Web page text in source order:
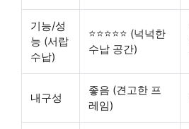
기능/성
능 (서랍
수납)
⭐⭐⭐⭐⭐ (넉넉한
수납 공간)
내구성
좋음 (견고한 프
레임)